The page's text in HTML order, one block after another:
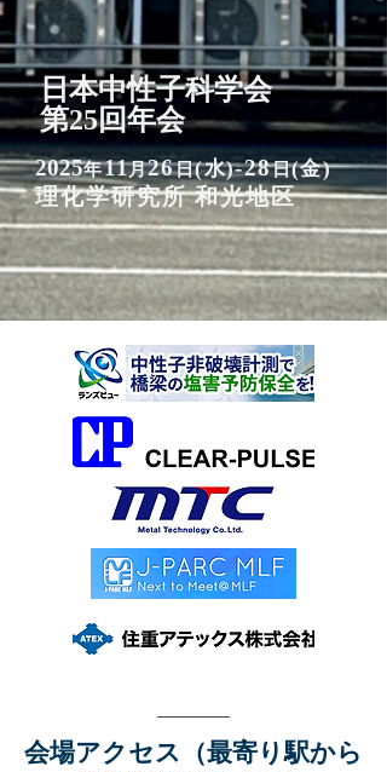
日本中性子科学会
第25回年会
2025年11月26日(水)-28日(金)
​理化学研究所 和光地区
​会場アクセス（最寄り駅から